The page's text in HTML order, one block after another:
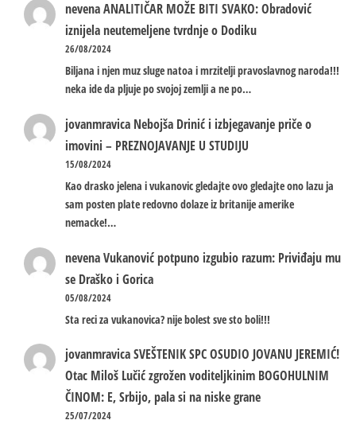
nevenaANALITIČAR MOŽE BITI SVAKO: Obradović
iznijela neutemeljene tvrdnje o Dodiku
26/08/2024
Biljana i njen muz sluge natoa i mrzitelji pravoslavnog naroda!!!
neka ide da pljuje po svojoj zemlji a ne po…
jovanmravica Nebojša Drinić i izbjegavanje priče o
imovini – PREZNOJAVANJE U STUDIJU
15/08/2024
Kao drasko jelena i vukanovic gledajte ovo gledajte ono lazu ja
sam posten plate redovno dolaze iz britanije amerike
nemacke!…
nevenaVukanović potpuno izgubio razum: Priviđaju mu
se Draško i Gorica
05/08/2024
Sta reci za vukanovica? nije bolest sve sto boli!!!
jovanmravicaSVEŠTENIK SPC OSUDIO JOVANU JEREMIĆ!
Otac Miloš Lučić zgrožen voditeljkinim BOGOHULNIM
ČINOM: E, Srbijo, pala si na niske grane
25/07/2024